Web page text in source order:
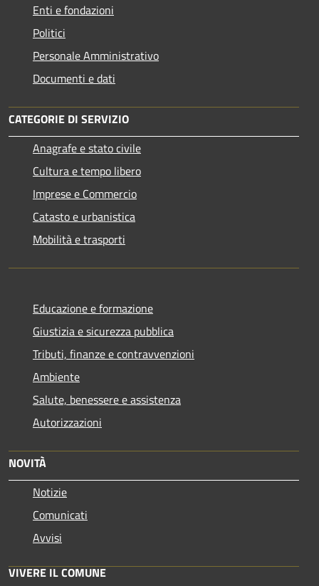
Enti e fondazioni
Politici
Personale Amministrativo
Documenti e dati
CATEGORIE DI SERVIZIO
Anagrafe e stato civile
Cultura e tempo libero
Imprese e Commercio
Catasto e urbanistica
Mobilità e trasporti
Educazione e formazione
Giustizia e sicurezza pubblica
Tributi, finanze e contravvenzioni
Ambiente
Salute, benessere e assistenza
Autorizzazioni
NOVITÀ
Notizie
Comunicati
Avvisi
VIVERE IL COMUNE